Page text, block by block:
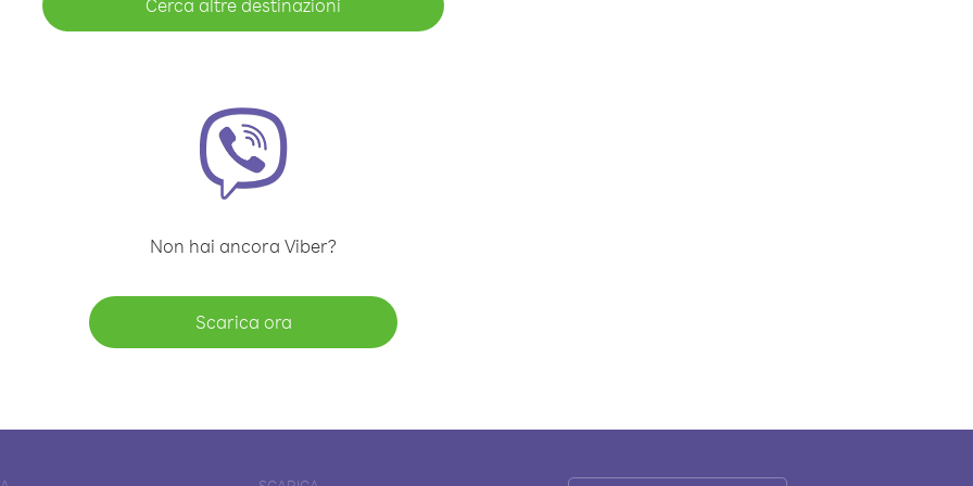
Cerca altre destinazioni
Non hai ancora Viber?
Scarica ora